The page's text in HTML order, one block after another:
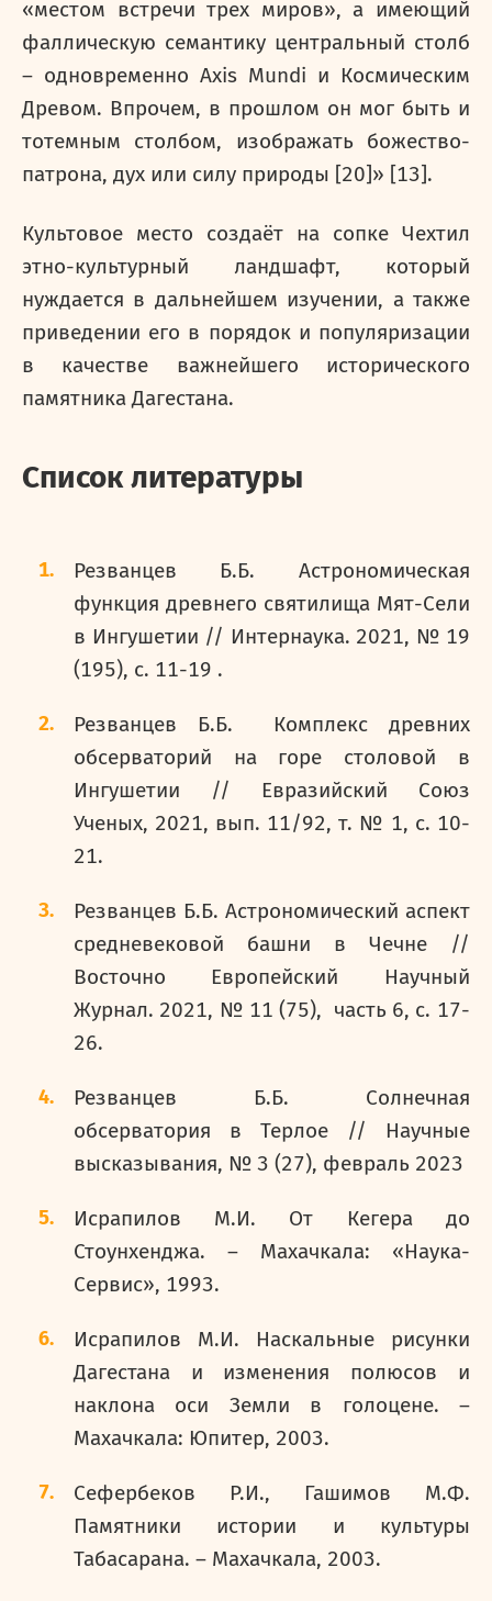
«местом встречи трех миров», а имеющий
фаллическую семантику центральный столб
– одновременно Axis Mundi и Космическим
Древом. Впрочем, в прошлом он мог быть и
тотемным столбом, изображать божество-
патрона, дух или силу природы [20]» [13].
Культовое место создаёт на сопке Чехтил
этно-культурный ландшафт, который
нуждается в дальнейшем изучении, а также
приведении его в порядок и популяризации
в качестве важнейшего исторического
памятника Дагестана.
Список литературы
Резванцев Б.Б. Астрономическая
функция древнего святилища Мят-Сели
в Ингушетии // Интернаука. 2021, № 19
(195), с. 11-19 .
Резванцев Б.Б. Комплекс древних
обсерваторий на горе столовой в
Ингушетии // Евразийский Союз
Ученых, 2021, вып. 11/92, т. № 1, с. 10-
21.
Резванцев Б.Б. Астрономический аспект
средневековой башни в Чечне //
Восточно Европейский Научный
Журнал. 2021, № 11 (75), часть 6, с. 17-
26.
Резванцев Б.Б. Солнечная
обсерватория в Терлое // Научные
высказывания, № 3 (27), февраль 2023
Исрапилов М.И. От Кегера до
Стоунхенджа. – Махачкала: «Наука-
Сервис», 1993.
Исрапилов М.И. Наскальные рисунки
Дагестана и изменения полюсов и
наклона оси Земли в голоцене. –
Махачкала: Юпитер, 2003.
Сефербеков Р.И., Гашимов М.Ф.
Памятники истории и культуры
Табасарана. – Махачкала, 2003.